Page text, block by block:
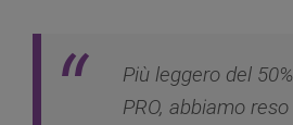
Più leggero del
PRO, abbiamo